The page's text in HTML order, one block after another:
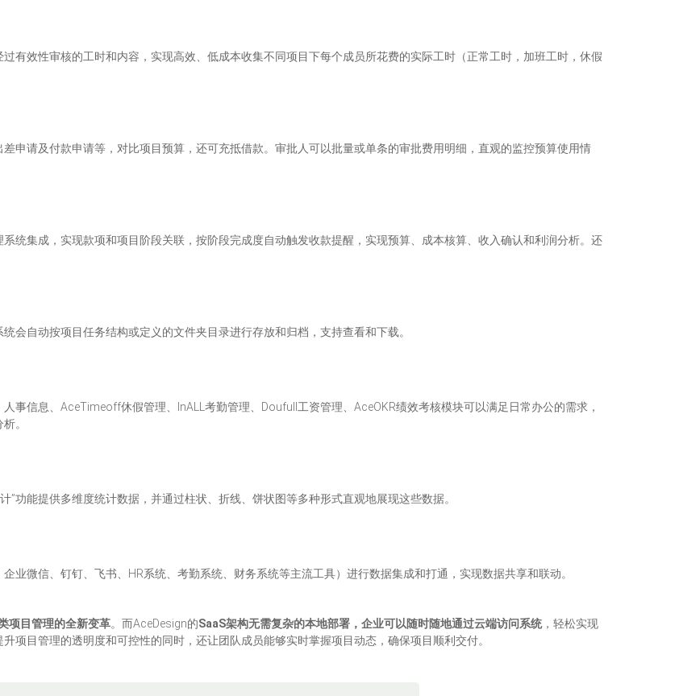
有效性审核的工时和内容，实现高效、低成本收集不同项目下每个成员所花费的实际工时（正常工时，加班工时，休假
申请及付款申请等，对比项目预算，还可充抵借款。审批人可以批量或单条的审批费用明细，直观的监控预算使用情
统集成，实现款项和项目阶段关联，按阶段完成度自动触发收款提醒，实现预算、成本核算、收入确认和利润分析。还
会自动按项目任务结构或定义的文件夹目录进行存放和归档，支持查看和下载。
事信息、AceTimeoff休假管理、InALL考勤管理、Doufull工资管理、AceOKR绩效考核模块可以满足日常办公的需求，
。
功能提供多维度统计数据，并通过柱状、折线、饼状图等多种形式直观地展现这些数据。
业微信、钉钉、飞书、HR系统、考勤系统、财务系统等主流工具）进行数据集成和打通，实现数据共享和联动。
项目管理的全新变革。而AceDesign的SaaS架构无需复杂的本地部署，企业可以随时随地通过云端访问系统，轻松实现
项目管理的透明度和可控性的同时，还让团队成员能够实时掌握项目动态，确保项目顺利交付。